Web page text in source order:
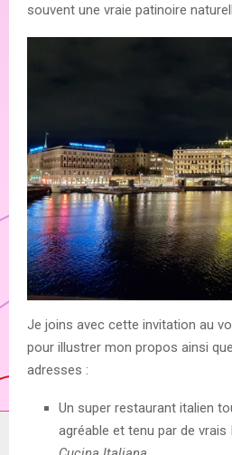
souvent une vraie patinoire
Je joins avec cette invitation au
pour illustrer mon propos ainsi
adresses :
Un super restaurant italien
agréable et tenu par de vrais